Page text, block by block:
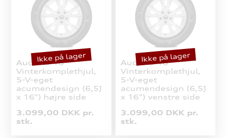
Audi A3 16"
Vinterkomplethjul,
5-V-eget
acumendesign (6,5J
x 16") højre side
3.099,00 DKK pr.
stk.
Ikke på lager
Audi A3 16"
Vinterkomplethjul,
5-V-eget
acumendesign (6,5J
x 16") venstre side
3.099,00 DKK pr.
stk.
Ikke på lager